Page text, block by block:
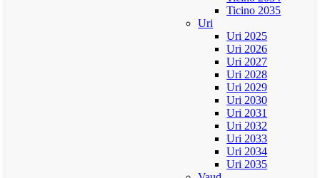
Ticino 2035
Uri
Uri 2025
Uri 2026
Uri 2027
Uri 2028
Uri 2029
Uri 2030
Uri 2031
Uri 2032
Uri 2033
Uri 2034
Uri 2035